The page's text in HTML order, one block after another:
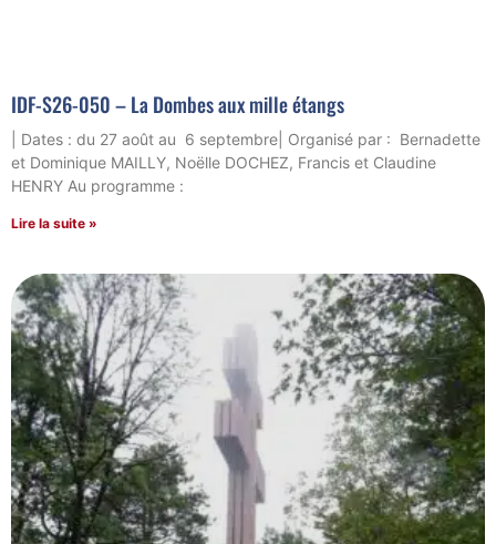
IDF-S26-050 – La Dombes aux mille étangs
| Dates : du 27 août au 6 septembre| Organisé par : Bernadette
et Dominique MAILLY, Noëlle DOCHEZ, Francis et Claudine
HENRY Au programme :
Lire la suite »